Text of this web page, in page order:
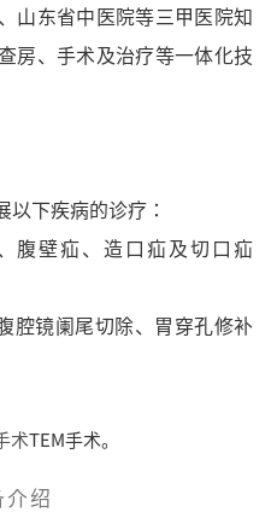
山东省中医院等三甲医院知
房、手术及治疗等一体化技
以下疾病的诊疗：
腹壁疝、造口疝及切口疝
腔镜阑尾切除、胃穿孔修补
术TEM手术。
介绍